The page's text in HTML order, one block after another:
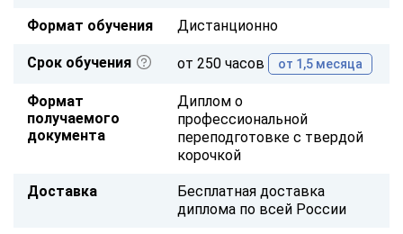
Формат обучения Дистанционно
Срок обучения от 250 часов от 1,5 месяца
Формат
получаемого
документа
Диплом о
профессиональной
переподготовке с твердой
корочкой
Доставка
Бесплатная доставка
диплома по всей России